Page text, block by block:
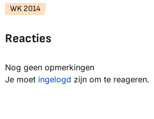
WK 2014
Reacties
Nog geen opmerkingen
Je moet ingelogd zijn om te reageren.